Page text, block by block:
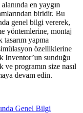
en yaygın
biridir. Bu
genel bilgi vererek,
yöntemlerine, montaj
yapma
özelliklerine
Inventor’un sunduğu
programın size nasıl
devam edin.
Genel Bilgi